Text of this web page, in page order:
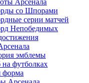
Арсенала
со Шпорами
серии матчей
Непобедимых
эмблемы
на футболках
форма